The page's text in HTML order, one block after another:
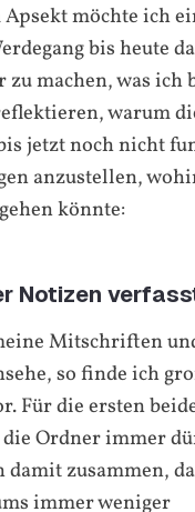
Apsekt möchte ich
bis heute
machen, was ich
warum
jetzt noch nicht
anzustellen,
könnte:
Notizen
Mitschriften
so finde ich
Für die ersten
Ordner immer
zusammen,
immer weniger